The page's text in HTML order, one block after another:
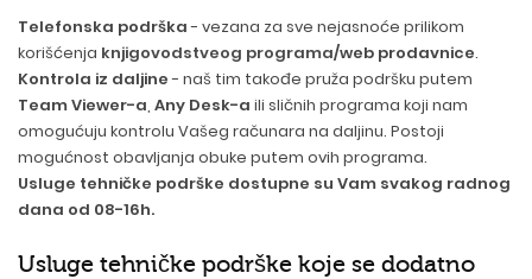
Telefonska podrška- vezana za sve nejasnoće prilikom
korišćenja knjigovodstveog programa/web prodavnice.
Kontrola iz daljine- naš tim takođe pruža podršku putem
Team Viewer-a Any Desk-a ili sličnih programa koji nam
omogućuju kontrolu Vašeg računara na daljinu. Postoji
mogućnost obavljanja obuke putem ovih programa.
Usluge tehničke podrške dostupne su Vam svakog radnog
dana od 08-16h.
Usluge tehničke podrške koje se dodatno